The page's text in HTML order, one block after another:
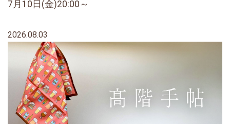
7月10日(金)20:00～
2026.08.03